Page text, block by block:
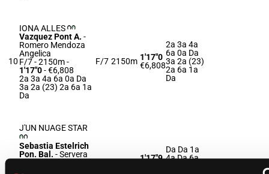
10
IONA ALLES
Vazquez Pont A. -
Romero Mendoza
Angelica
F/7 - 2150m-
1'17"0- €6,808
2a 3a 4a 6a 0a Da
3a 2a (23) 2a 6a 1a
Da
F/7 2150m 1'17"0
€6,808
2a 3a 4a
6a 0a Da
3a 2a (23)
2a 6a 1a
Da
11
J'UN NUAGE STAR
Sebastia Estelrich
Pon. Bal. -Servera
M/72150m 1'17"9
Da Da 1a
4a Da 6a